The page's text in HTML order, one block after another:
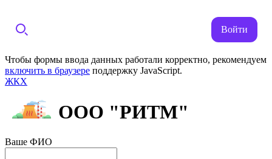
Войти
Чтобы формы ввода данных работали корректно, рекомендуем
включить в браузере поддержку JavaScript.
ЖКХ
ООО "РИТМ"
Ваше ФИО